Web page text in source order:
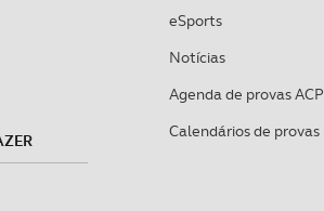
eSports
Notícias
Agenda de provas ACP
Calendários de provas